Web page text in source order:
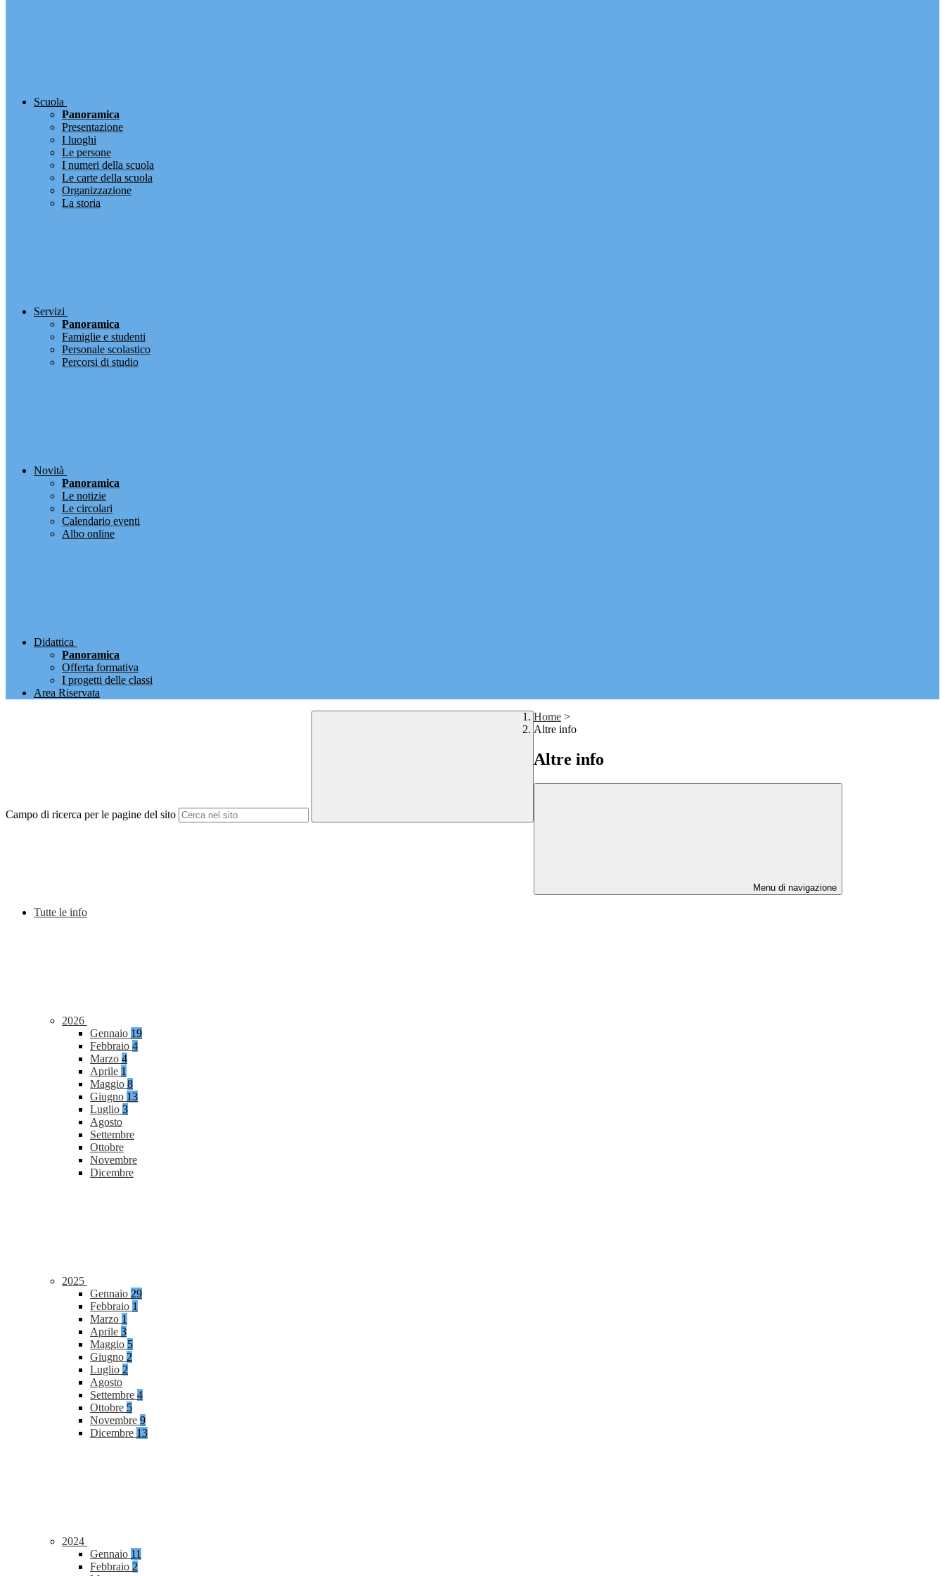
Scuola
Panoramica
Presentazione
I luoghi
Le persone
I numeri della scuola
Le carte della scuola
Organizzazione
La storia
Servizi
Panoramica
Famiglie e studenti
Personale scolastico
Percorsi di studio
Novità
Panoramica
Le notizie
Le circolari
Calendario eventi
Albo online
Didattica
Panoramica
Offerta formativa
I progetti delle classi
Area Riservata
Campo di ricerca per le pagine del sito
Home >
Altre info
Altre info
Menu di navigazione
Tutte le info
2026
Gennaio 19
Febbraio 4
Marzo 4
Aprile 1
Maggio 8
Giugno 13
Luglio 3
Agosto
Settembre
Ottobre
Novembre
Dicembre
2025
Gennaio 29
Febbraio 1
Marzo 1
Aprile 3
Maggio 5
Giugno 2
Luglio 2
Agosto
Settembre 4
Ottobre 5
Novembre 9
Dicembre 13
2024
Gennaio 11
Febbraio 2